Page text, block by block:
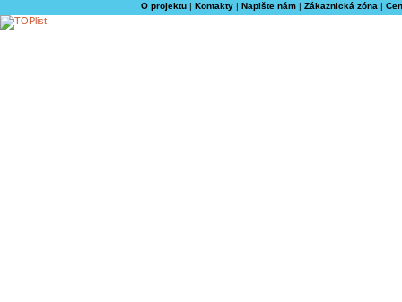
O projektu| Kontakty| Napište nám| Zákaznická zóna |